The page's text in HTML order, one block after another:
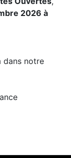
2026 à
dans notre